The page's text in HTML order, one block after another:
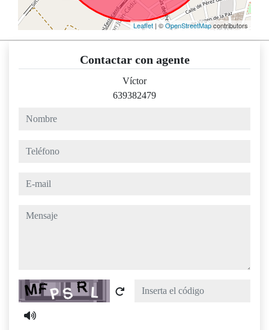
Leaflet | ©OpenStreetMapcontributors
Contactar con agente
Víctor
639382479
nombre
teléfono
e-mail
mensaje
Captcha